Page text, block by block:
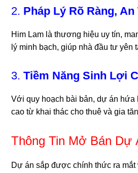
2. Pháp Lý Rõ Ràng, An
Him Lam là thương hiệu uy tín,
lý minh bạch, giúp nhà đầu tư yên
3.Tiềm Năng Sinh Lợi
Với quy hoạch bài bản, dự án hứa
cao từ khai thác cho thuê và gia
Thông Tin Mở Bán Dự
Dự án sắp được chính thức ra